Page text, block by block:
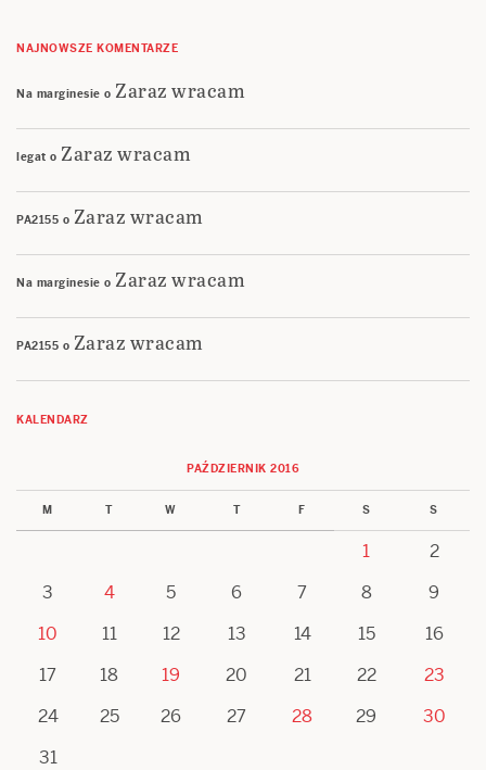
NAJNOWSZE KOMENTARZE
Na marginesie o Zaraz wracam
legat o Zaraz wracam
PA2155 o Zaraz wracam
Na marginesie o Zaraz wracam
PA2155 o Zaraz wracam
KALENDARZ
PAŹDZIERNIK 2016
M T W T F S S
1
2
3
4 5 6 7 8
9
10
11 12 13 14 15
16
17
18 19 20 21 22
23
24
25 26 27 28 29
30
31